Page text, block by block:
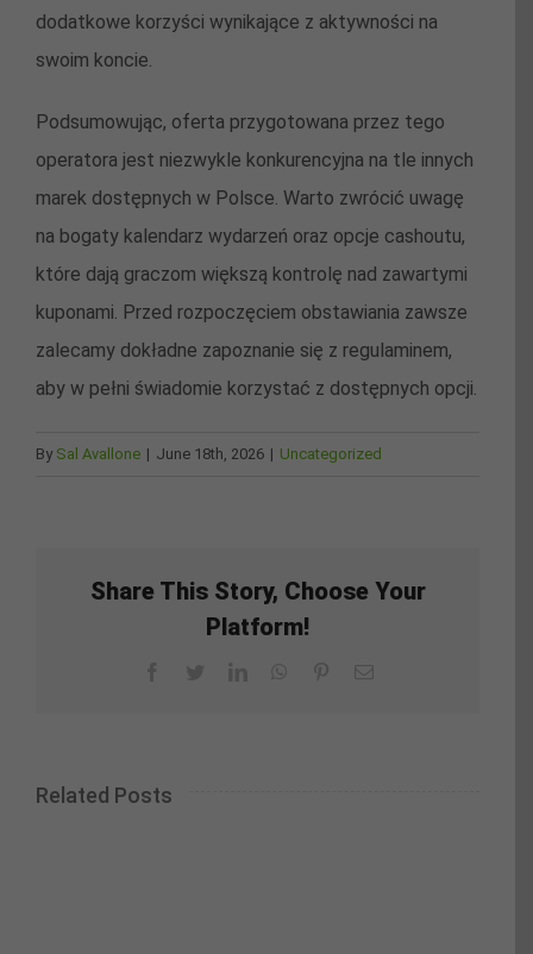
dodatkowe korzyści wynikające z aktywności na
swoim koncie.
Podsumowując, oferta przygotowana przez tego
operatora jest niezwykle konkurencyjna na tle innych
marek dostępnych w Polsce. Warto zwrócić uwagę
na bogaty kalendarz wydarzeń oraz opcje cashoutu,
które dają graczom większą kontrolę nad zawartymi
kuponami. Przed rozpoczęciem obstawiania zawsze
zalecamy dokładne zapoznanie się z regulaminem,
aby w pełni świadomie korzystać z dostępnych opcji.
By Sal Avallone | June 18th, 2026 | Uncategorized
Share This Story, Choose Your
Platform!
Related Posts